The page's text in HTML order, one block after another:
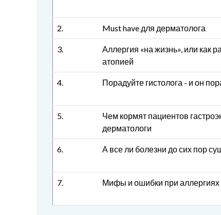
2. Must have для дерматолога
3.
Аллергия «на жизнь», или как
атопией
4. Порадуйте гистолога - и он
5.
Чем кормят пациентов
дерматологи
6. А все ли болезни до сих пор
7. Мифы и ошибки при аллергиях